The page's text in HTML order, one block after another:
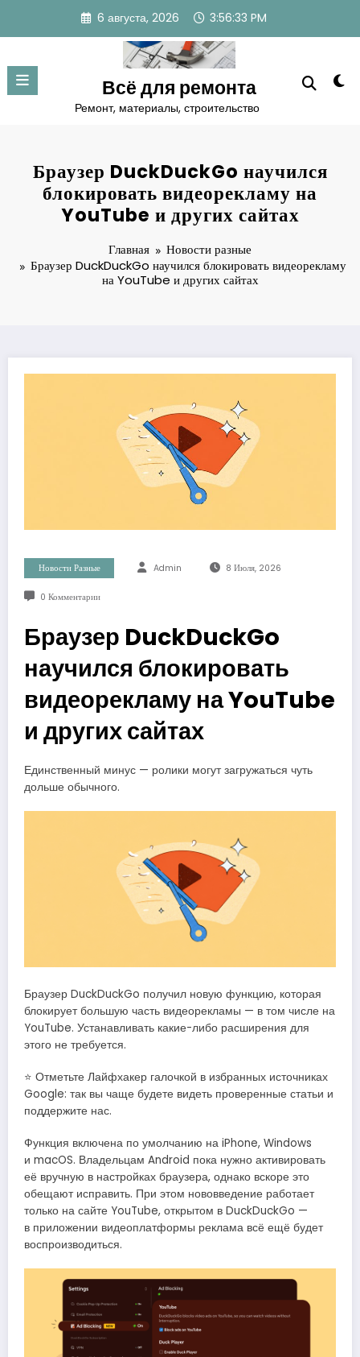
содержимому
6 августа, 2026 3:56:34 PM
Всё для ремонта
Ремонт, материалы, строительство
Браузер DuckDuckGo научился
блокировать видеорекламу на
YouTube и других сайтах
Главная
Новости разные
Браузер DuckDuckGo научился блокировать видеорекламу
на YouTube и других сайтах
Новости Разные Admin 8 Июля, 2026
0 Комментарии
Браузер DuckDuckGo
научился блокировать
видеорекламу на YouTube
и других сайтах
Единственный минус — ролики могут загружаться чуть
дольше обычного.
Браузер DuckDuckGo получил новую функцию, которая
блокирует большую часть видеорекламы — в том числе на
YouTube. Устанавливать какие-либо расширения для
этого не требуется.
⭐ Отметьте Лайфхакер галочкой в избранных источниках
Google: так вы чаще будете видеть проверенные статьи и
поддержите нас.
Функция включена по умолчанию на iPhone, Windows
и macOS. Владельцам Android пока нужно активировать
её вручную в настройках браузера, однако вскоре это
обещают исправить. При этом нововведение работает
только на сайте YouTube, открытом в DuckDuckGo —
в приложении видеоплатформы реклама всё ещё будет
воспроизводиться.